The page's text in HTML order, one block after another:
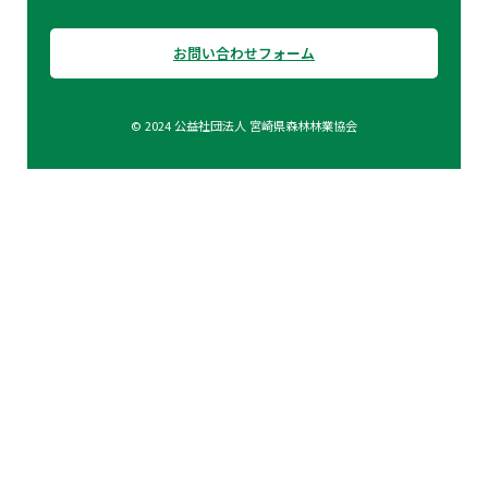
お問い合わせフォーム
© 2024 公益社団法人 宮崎県森林林業協会